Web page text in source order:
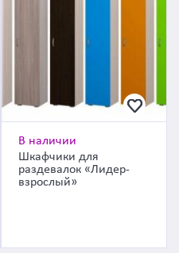
В наличии
Шкафчики для
раздевалок «Лидер-
взрослый»